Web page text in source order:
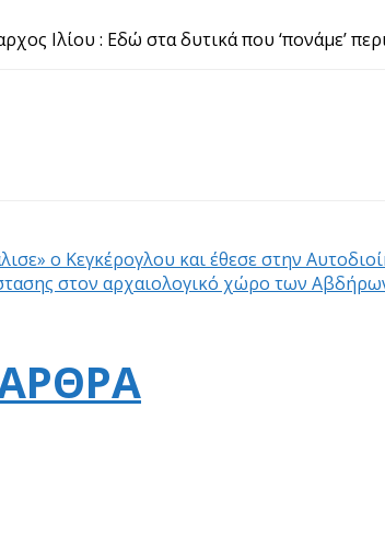
Ιλίου : Εδώ στα δυτικά που ‘πονάμε’
ο Κεγκέρογλου και έθεσε στην
στον αρχαιολογικό χώρο των